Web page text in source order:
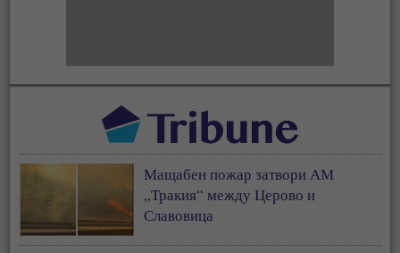
Мащабен пожар затвори АМ
„Тракия“ между Церово и
Славовица